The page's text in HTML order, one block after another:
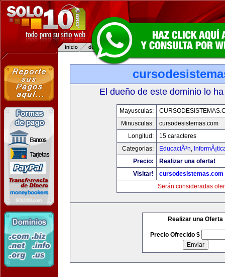
El dueño de este dominio lo
Mayusculas:
Minusculas:
cursodesistemas.com
Longitud:
15 caracteres
Categorias:
EducaciÃ³n,
Precio:
Realizar una oferta!
Visitar!
cursodesistemas.com
Serán consideradas
Realizar una Oferta
Precio Ofrecido $